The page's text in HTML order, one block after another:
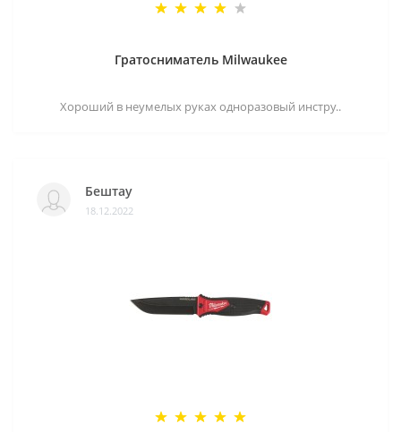
Гратосниматель Milwaukee
Хороший в неумелых руках одноразовый инстру..
Бештау
18.12.2022